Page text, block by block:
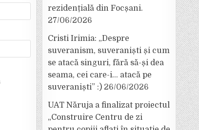
rezidențială din Focșani.
27/06/2026
Cristi Irimia: „Despre
suveranism, suveraniști și cum
se atacă singuri, fără să-și dea
seama, cei care-i… atacă pe
suveraniști” :) 26/06/2026
UAT Năruja a finalizat proiectul
„Construire Centru de zi